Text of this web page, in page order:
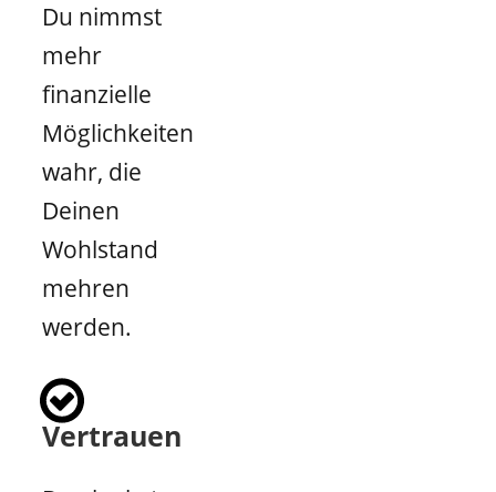
Du nimmst
mehr
finanzielle
Möglichkeiten
wahr, die
Deinen
Wohlstand
mehren
werden.
Vertrauen